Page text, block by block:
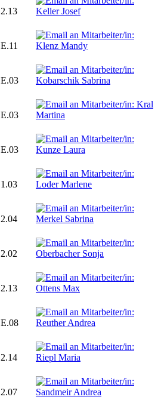
2.13
E.11
E.03
E.03
E.03
1.03
2.04
2.02
2.13
E.08
2.14
2.07